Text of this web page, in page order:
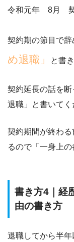
令和元年 8月 契
契約期の節目で辞
め退職」
と書
契約延長の話を
退職」と書いてく
契約期間が終わ
るので「一身上の
書き方4｜経
由の書き方
退職してから半年